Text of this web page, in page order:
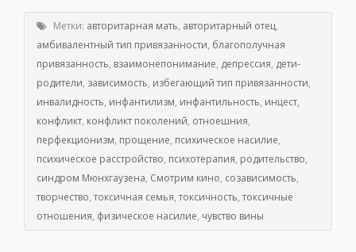
Метки: авторитарная мать, авторитарный отец,
амбивалентный тип привязанности, благополучная
привязанность, взаимонепонимание, депрессия, дети-
родители, зависимость, избегающий тип привязанности,
инвалидность, инфантилизм, инфантильность, инцест,
конфликт, конфликт поколений, отноешния,
перфекционизм, прощение, психическое насилие,
психическое расстройство, психотерапия, родительство,
синдром Мюнхгаузена, Смотрим кино, созависимость,
творчество,токсичная семья,токсичность,токсичные
отношения, физическое насилие, чувство вины